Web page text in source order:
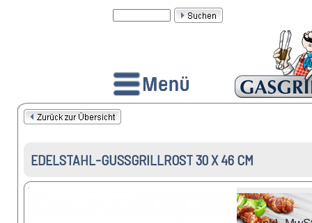
EDELSTAHL-GUSSGRILLROST 30 X 46 CM